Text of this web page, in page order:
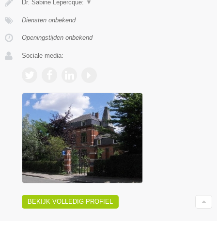
Dr. Sabine Lepercque: ▼
Diensten onbekend
Openingstijden onbekend
Sociale media:
BEKIJK VOLLEDIG PROFIEL